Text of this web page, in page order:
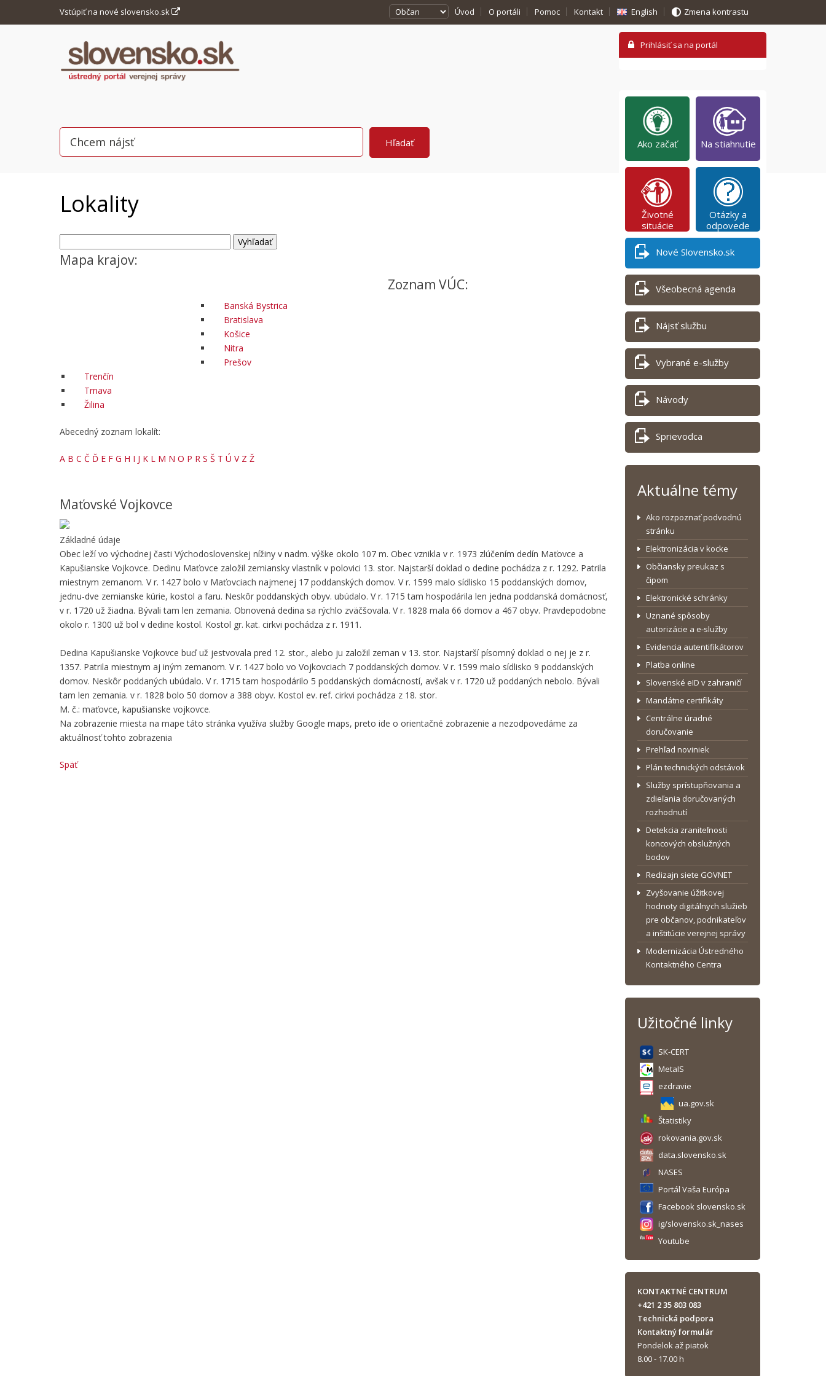
Vstúpiť na nové slovensko.sk Úvod O portáli Pomoc Kontakt English Zmena kontrastu
Lokality
Mapa krajov:
Zoznam VÚC:
Banská Bystrica
Bratislava
Košice
Nitra
Prešov
Trenčín
Trnava
Žilina
Abecedný zoznam lokalít:
A B C Č Ď E F G H I J K L M N O P R S Š T Ú V Z Ž
Maťovské Vojkovce
Základné údaje
Obec leží vo východnej časti Východoslovenskej nížiny v nadm. výške okolo 107 m. Obec vznikla v r. 1973 zlúčením dedín Maťovce a
Kapušianske Vojkovce. Dedinu Maťovce založil zemiansky vlastník v polovici 13. stor. Najstarší doklad o dedine pochádza z r. 1292. Patrila
miestnym zemanom. V r. 1427 bolo v Maťovciach najmenej 17 poddanských domov. V r. 1599 malo sídlisko 15 poddanských domov,
jednu-dve zemianske kúrie, kostol a faru. Neskôr poddanských obyv. ubúdalo. V r. 1715 tam hospodárila len jedna poddanská domácnosť,
v r. 1720 už žiadna. Bývali tam len zemania. Obnovená dedina sa rýchlo zväčšovala. V r. 1828 mala 66 domov a 467 obyv. Pravdepodobne
okolo r. 1300 už bol v dedine kostol. Kostol gr. kat. cirkvi pochádza z r. 1911.
Dedina Kapušianske Vojkovce buď už jestvovala pred 12. stor., alebo ju založil zeman v 13. stor. Najstarší písomný doklad o nej je z r.
1357. Patrila miestnym aj iným zemanom. V r. 1427 bolo vo Vojkovciach 7 poddanských domov. V r. 1599 malo sídlisko 9 poddanských
domov. Neskôr poddaných ubúdalo. V r. 1715 tam hospodárilo 5 poddanských domácností, avšak v r. 1720 už poddaných nebolo. Bývali
tam len zemania. v r. 1828 bolo 50 domov a 388 obyv. Kostol ev. ref. cirkvi pochádza z 18. stor.
M. č.: maťovce, kapušianske vojkovce.
Na zobrazenie miesta na mape táto stránka využíva služby Google maps, preto ide o orientačné zobrazenie a nezodpovedáme za
aktuálnosť tohto zobrazenia
Späť
Ako začať Na stiahnutie
Životné
situácie
Otázky a
odpovede
Nové Slovensko.sk
Všeobecná agenda
Nájsť službu
Vybrané e-služby
Návody
Sprievodca
Aktuálne témy
Ako rozpoznať podvodnú
stránku
Elektronizácia v kocke
Občiansky preukaz s
čipom
Elektronické schránky
Uznané spôsoby
autorizácie a e-služby
Evidencia autentifikátorov
Platba online
Slovenské eID v zahraničí
Mandátne certifikáty
Centrálne úradné
doručovanie
Prehľad noviniek
Plán technických odstávok
Služby sprístupňovania a
zdieľania doručovaných
rozhodnutí
Detekcia zraniteľnosti
koncových obslužných
bodov
Redizajn siete GOVNET
Zvyšovanie úžitkovej
hodnoty digitálnych služieb
pre občanov, podnikateľov
a inštitúcie verejnej správy
Modernizácia Ústredného
Kontaktného Centra
Užitočné linky
SK-CERT
MetaIS
ezdravie
ua.gov.sk
Štatistiky
rokovania.gov.sk
data.slovensko.sk
NASES
Portál Vaša Európa
Facebook slovensko.sk
ig/slovensko.sk_nases
Youtube
KONTAKTNÉ CENTRUM
+421 2 35 803 083
Technická podpora
Kontaktný formulár
Pondelok až piatok
8.00 - 17.00 h